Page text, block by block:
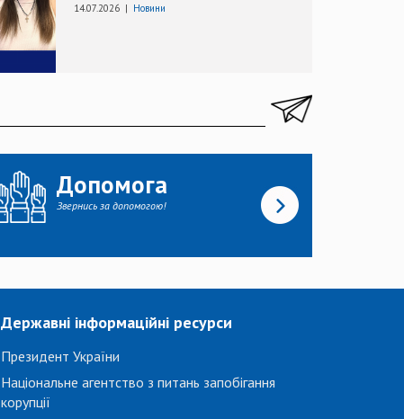
14.07.2026 | Новини
Допомога
Звернись за допомогою!
Державні інформаційні ресурси
Президент України
Національне агентство з питань запобігання
корупції